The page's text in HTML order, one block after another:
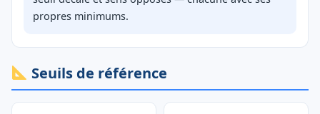
propres minimums.
Seuils de référence